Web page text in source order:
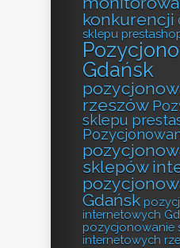
konkurencji
sklepu
Gdańsk
rzeszów
sklepu
sklepów
Gdańsk
internetowych
pozycjonowanie
internetowych